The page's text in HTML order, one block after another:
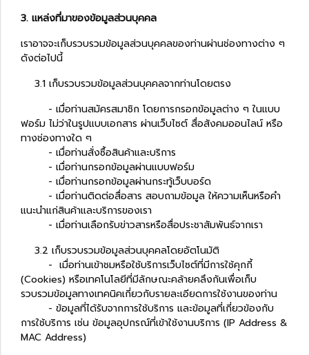
3. แหล่งที่มาของข้อมูลส่วนบุคคล
เราอาจจะเก็บรวบรวมข้อมูลส่วนบุคคลของท่านผ่านช่องทางต่าง ๆ
ดังต่อไปนี้
3.1 เก็บรวบรวมข้อมูลส่วนบุคคลจากท่านโดยตรง
- เมื่อท่านสมัครสมาชิก โดยการกรอกข้อมูลต่าง ๆ ในแบบ
ฟอร์ม ไม่ว่าในรูปแบบเอกสาร ผ่านเว็บไซต์ สื่อสังคมออนไลน์ หรือ
ทางช่องทางใด ๆ
- เมื่อท่านสั่งซื้อสินค้าและบริการ
- เมื่อท่านกรอกข้อมูลผ่านแบบฟอร์ม
- เมื่อท่านกรอกข้อมูลผ่านกระทู้เว็บบอร์ด
- เมื่อท่านติดต่อสื่อสาร สอบถามข้อมูล ให้ความเห็นหรือคำ
แนะนำแก่สินค้าและบริการของเรา
- เมื่อท่านเลือกรับข่าวสารหรือสื่อประชาสัมพันธ์จากเรา
3.2 เก็บรวบรวมข้อมูลส่วนบุคคลโดยอัตโนมัติ
- เมื่อท่านเข้าชมหรือใช้บริการเว็บไซต์ที่มีการใช้คุกกี้
(Cookies) หรือเทคโนโลยีที่มีลักษณะคล้ายคลึงกันเพื่อเก็บ
รวบรวมข้อมูลทางเทคนิคเกี่ยวกับรายละเอียดการใช้งานของท่าน
- ข้อมูลที่ได้รับจากการใช้บริการ และข้อมูลที่เกี่ยวข้องกับ
การใช้บริการ เช่น ข้อมูลอุปกรณ์ที่เข้าใช้งานบริการ (IP Address &
MAC Address)